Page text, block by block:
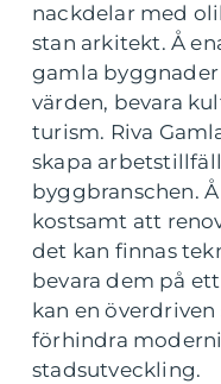
nackdelar med
stan arkitekt. Å
gamla
värden, bevara
turism. Riva
skapa
byggbranschen.
kostsamt att
det kan finnas
bevara dem på
kan en
förhindra
stadsutveckling.